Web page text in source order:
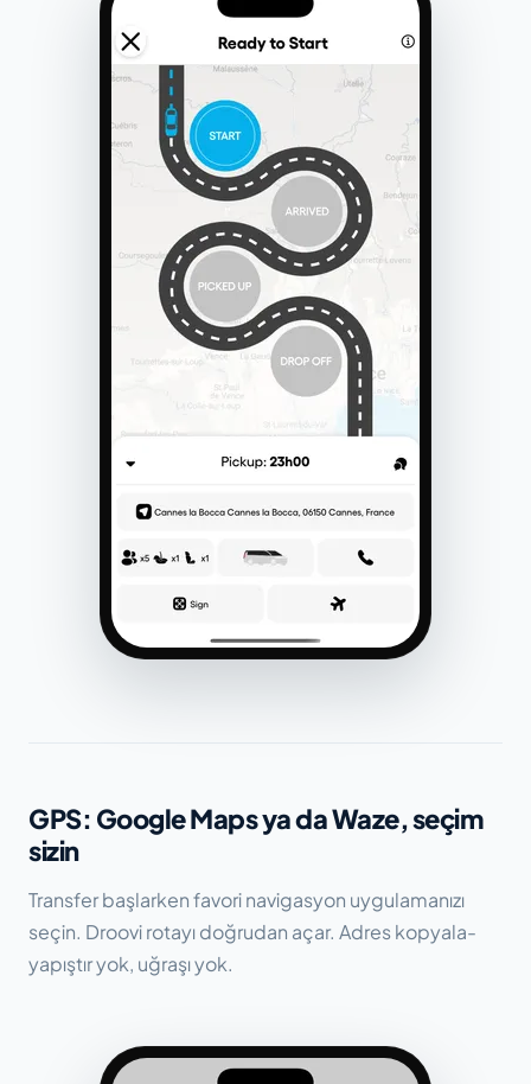
GPS: Google Maps ya da Waze, seçim
sizin
Transfer başlarken favori navigasyon uygulamanızı
seçin. Droovi rotayı doğrudan açar. Adres kopyala-
yapıştır yok, uğraşı yok.